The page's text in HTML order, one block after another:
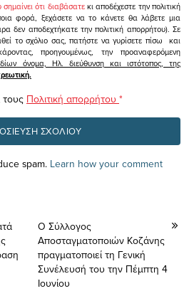
σημαίνει ότι διαβάσατεκι αποδέχεστε την πολιτική
φορά, ξεχάσετε να το κάνετε θα λάβετε μια
δεν αποδεχτήκατε την πολιτική απορρήτου). Σε
το σχόλιο σας, πατήστε να γυρίσετε πίσω και
προηγουμένως, την προαναφερόμενη
όνομα, Ηλ. διεύθυνση και ιστότοπος, της
τους Πολιτική απορρήτου *
spam. Learn how your comment
Ο Σύλλογος
Αποσταγματοποιών Κοζάνης
πραγματοποιεί τη Γενική
Συνέλευσή του την Πέμπτη 4
Ιουνίου